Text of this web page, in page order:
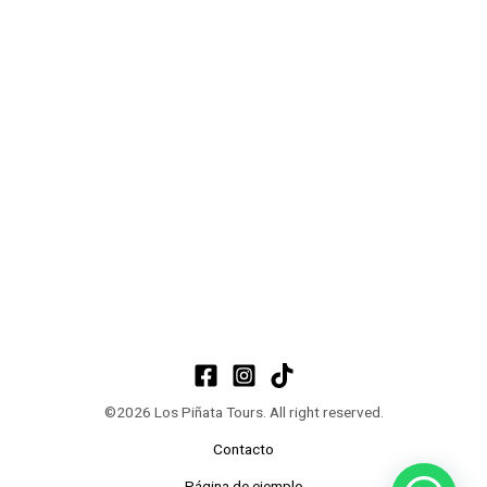
©2026 Los Piñata Tours. All right reserved.
Contacto